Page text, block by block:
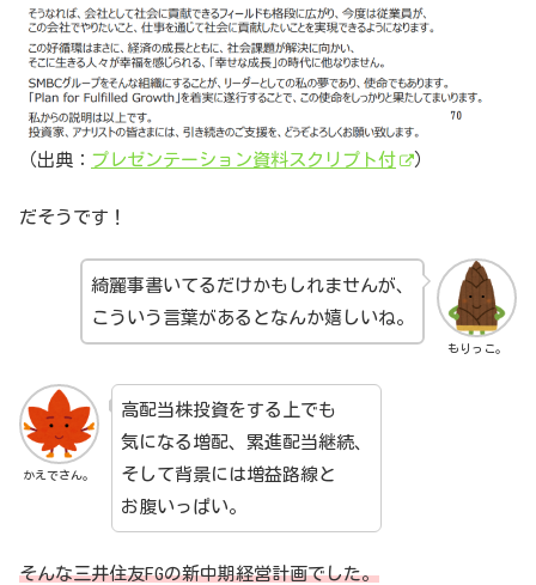
（出典： プレゼンテーション資料スクリプト付 ）
だそうです！
もりっこ。
綺麗事書いてるだけかもしれませんが、
こういう言葉があるとなんか嬉しいね。
かえでさん。
高配当株投資をする上でも
気になる増配、累進配当継続、
そして背景には増益路線と
お腹いっぱい。
そんな三井住友FGの新中期経営計画でした。